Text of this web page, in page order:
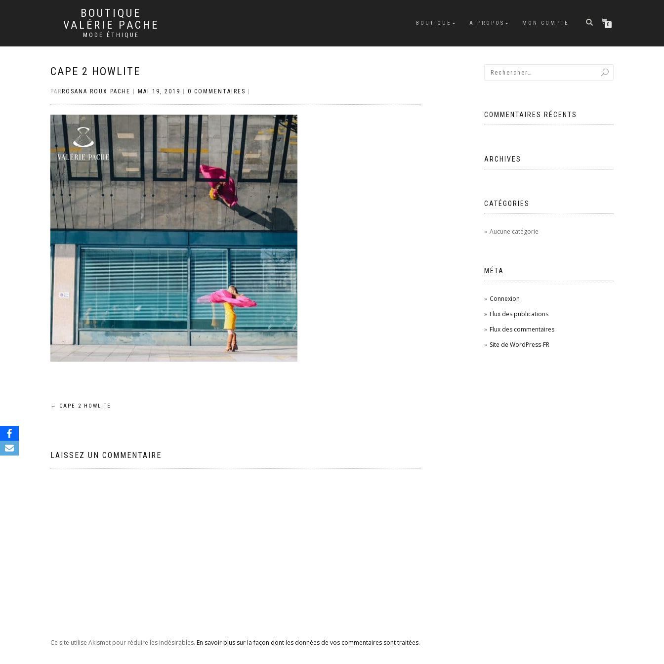
BOUTIQUE
VALÉRIE PACHE
MODE ÉTHIQUE
BOUTIQUE A PROPOS MON COMPTE 0
CAPE 2 HOWLITE
PAR ROSANA ROUX PACHE MAI 19, 2019 0 COMMENTAIRES
Navigation
l’article
← CAPE 2 HOWLITE
LAISSEZ UN COMMENTAIRE
Ce site utilise Akismet pour réduire les indésirables. En savoir plus sur la façon dont les données de vos commentaires sont traitées.
COMMENTAIRES RÉCENTS
ARCHIVES
CATÉGORIES
Aucune catégorie
MÉTA
Connexion
Flux des publications
Flux des commentaires
Site de WordPress-FR